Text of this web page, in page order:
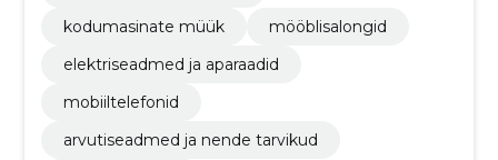
kodumasinate müük
mööblisalongid
elektriseadmed ja aparaadid
mobiiltelefonid
arvutiseadmed ja nende tarvikud